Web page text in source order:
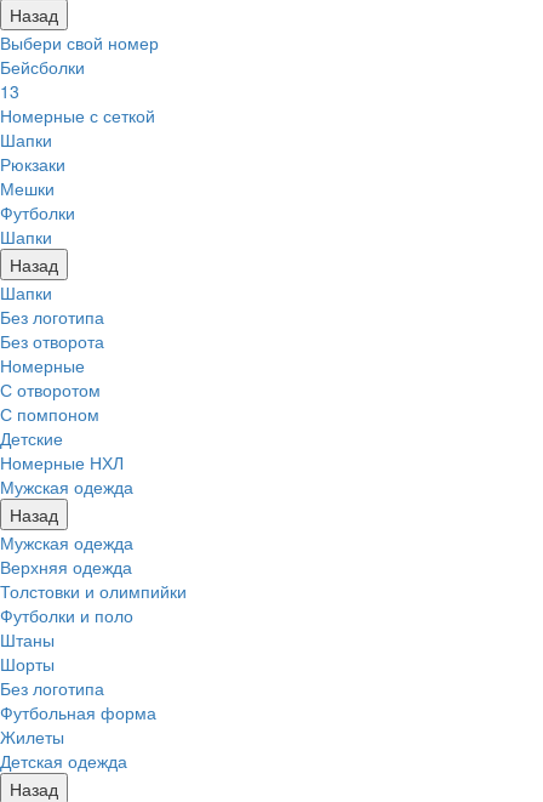
Назад
Выбери свой номер
Бейсболки
13
Номерные с сеткой
Шапки
Рюкзаки
Мешки
Футболки
Шапки
Назад
Шапки
Без логотипа
Без отворота
Номерные
С отворотом
С помпоном
Детские
Номерные НХЛ
Мужская одежда
Назад
Мужская одежда
Верхняя одежда
Толстовки и олимпийки
Футболки и поло
Штаны
Шорты
Без логотипа
Футбольная форма
Жилеты
Детская одежда
Назад